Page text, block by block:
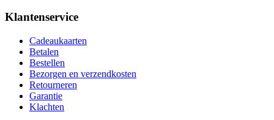
Klantenservice
Cadeaukaarten
Betalen
Bestellen
Bezorgen en verzendkosten
Retourneren
Garantie
Klachten